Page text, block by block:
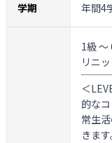
学期 年間4
1級
リニ
＜
的な
常生
きます